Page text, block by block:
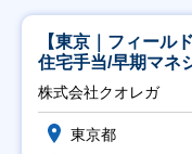
【東京｜フィール
住宅手当/早期マネ
株式会社クオレガ
東京都